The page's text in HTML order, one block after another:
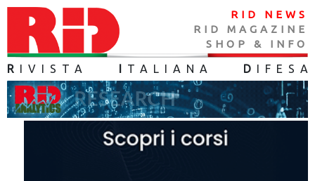
RID NEWS
RID MAGAZINE
SHOP & INFO
R IVISTA TALIANA D IFES A